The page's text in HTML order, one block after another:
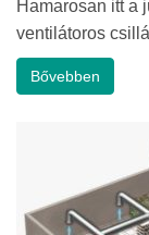
Hamarosan itt a
ventilátoros
Bővebben